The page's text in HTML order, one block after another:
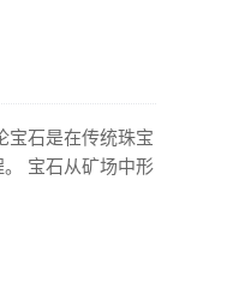
宝石是在传统珠宝
宝石从矿场中形